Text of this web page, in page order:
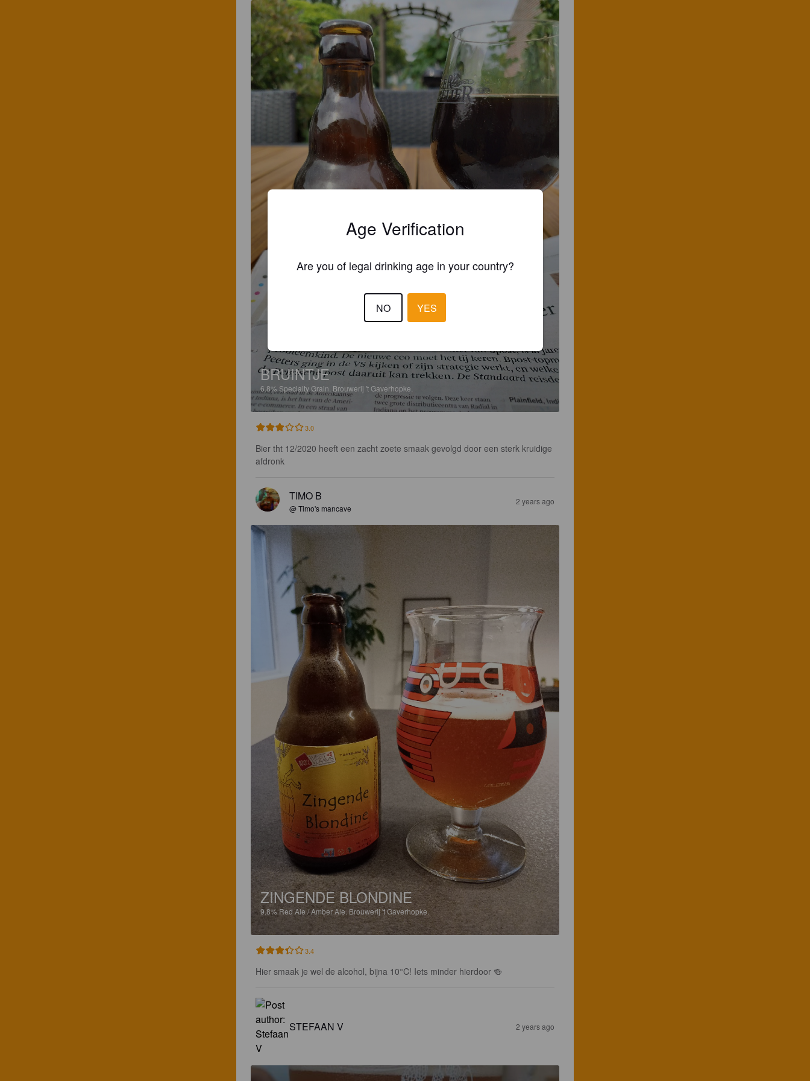
BRUINTJE
6.8% Specialty Grain. Brouwerij 't Gaverhopke.
3.0
Bier tht 12/2020 heeft een zacht zoete smaak gevolgd door een sterk kruidige
afdronk
TIMO B
@ Timo's mancave
2 years ago
ZINGENDE BLONDINE
9.8%Red Ale / Amber Ale.Brouwerij 't Gaverhopke.
3.4
Hier smaak je wel de alcohol, bijna 10°C! Iets minder hierdoor 🍻
STEFAAN V 2 years ago
Age Verification
Are you of legal drinking age in your country?
NO YES